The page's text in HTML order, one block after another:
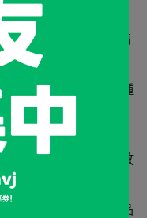
形狀，採用奢華的玻璃
咖啡而設計，給人一種
官體驗。嗅覺、視
形狀、材料和顏色放
精品咖啡的同時，將品